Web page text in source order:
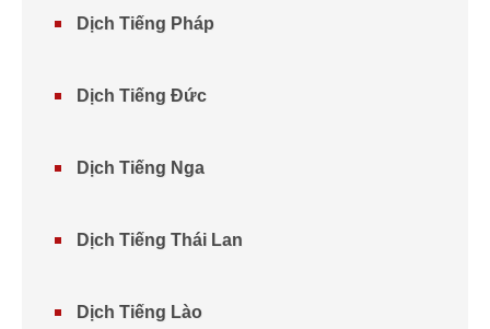
Dịch Tiếng Pháp
Dịch Tiếng Đức
Dịch Tiếng Nga
Dịch Tiếng Thái Lan
Dịch Tiếng Lào